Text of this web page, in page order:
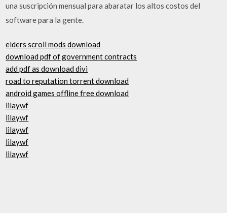
una suscripción mensual para abaratar los altos costos del
software para la gente.
elders scroll mods download
download pdf of government contracts
add pdf as download divi
road to reputation torrent download
android games offline free download
lilaywf
lilaywf
lilaywf
lilaywf
lilaywf